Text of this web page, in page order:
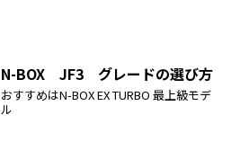
N-BOX JF3 グレードの選び方
おすすめはN-BOX EX TURBO 最上級モデ
ル